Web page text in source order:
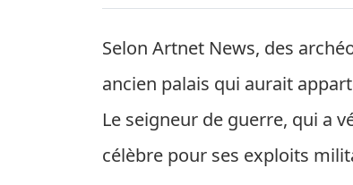
Selon Artnet News, des
ancien palais qui aurait
Le seigneur de guerre, qui a
célèbre pour ses exploits